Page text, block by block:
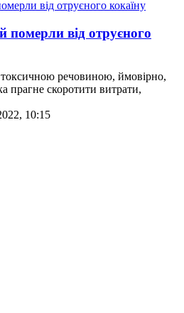
померли від отруєного
речовиною, ймовірно,
прагне скоротити витрати,
10:15